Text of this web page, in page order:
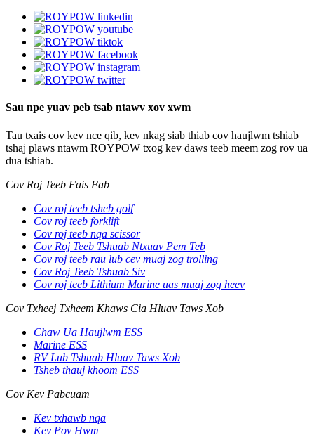
Sau npe yuav peb tsab ntawv xov xwm
Tau txais cov kev nce qib, kev nkag siab thiab cov haujlwm tshiab
tshaj plaws ntawm ROYPOW txog kev daws teeb meem zog rov ua
dua tshiab.
Cov Roj Teeb Fais Fab
Cov roj teeb tsheb golf
Cov roj teeb forklift
Cov roj teeb nqa scissor
Cov Roj Teeb Tshuab Ntxuav Pem Teb
Cov roj teeb rau lub cev muaj zog trolling
Cov Roj Teeb Tshuab Siv
Cov roj teeb Lithium Marine uas muaj zog heev
Cov Txheej Txheem Khaws Cia Hluav Taws Xob
Chaw Ua Haujlwm ESS
Marine ESS
RV Lub Tshuab Hluav Taws Xob
Tsheb thauj khoom ESS
Cov Kev Pabcuam
Kev txhawb nqa
Kev Pov Hwm